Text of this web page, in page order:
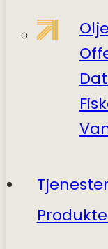
Tjenester